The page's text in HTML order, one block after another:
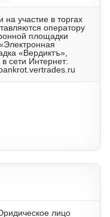
на участие в торгах
оператору
площадки
«Вердиктъ»,
сети Интернет:
лицо